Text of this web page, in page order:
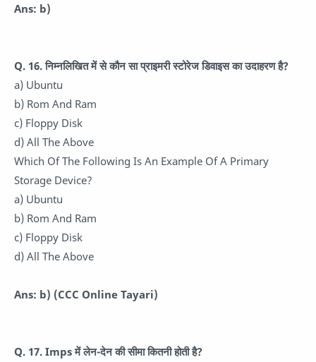
Ans: b)
Q. 16.निम्नलिखित में से कौन सा प्राइमरी स्टोरेज डिवाइस का उदाहरण है?
a) Ubuntu
b) Rom And Ram
c) Floppy Disk
d) All The Above
Which Of The Following Is An Example Of A Primary
Storage Device?
a) Ubuntu
b) Rom And Ram
c) Floppy Disk
d) All The Above
Ans: b) (CCC Online Tayari)
Q. 17. Imps में लेन-देन की सीमा कितनी होती है?